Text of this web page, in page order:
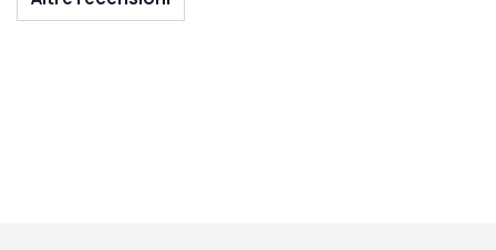
indimenticabile in mare. Grazie, Alexandro! ⭐⭐⭐⭐⭐